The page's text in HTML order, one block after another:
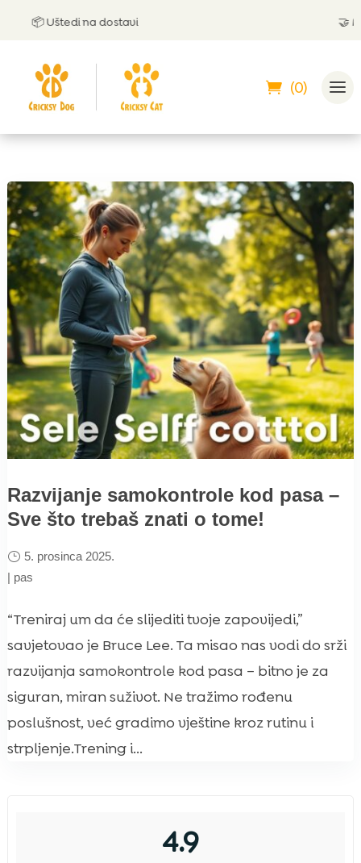
📦 Uštedi na dostavi 🤝
(0)
Razvijanje samokontrole kod pasa –
Sve što trebaš znati o tome!
5. prosinca 2025.
| pas
“Treniraj um da će slijediti tvoje zapovijedi,”
savjetovao je Bruce Lee. Ta misao nas vodi do srži
razvijanja samokontrole kod pasa – bitno je za
siguran, miran suživot. Ne tražimo rođenu
poslušnost, već gradimo vještine kroz rutinu i
strpljenje.Trening i...
4.9